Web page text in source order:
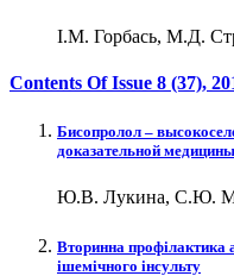
І.М. Горбась, М.Д.
Contents Of Issue 8 (37),
Бисопролол –
доказательной медицины
Ю.В. Лукина, С.Ю.
Вторинна профілактика
ішемічного інсульту